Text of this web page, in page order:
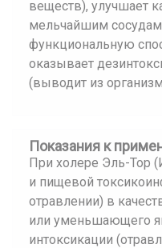
веществ), улучшает
мельчайшим
функциональную
оказывает
(выводит из
Показания к
При холере Эль-Тор
и пищевой
отравлении) в
или уменьшающего
интоксикации